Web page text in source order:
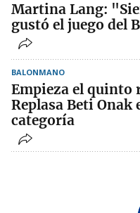
Martina Lang:
gustó el juego del
BALONMANO
Empieza el quinto
Replasa Beti Onak
categoría